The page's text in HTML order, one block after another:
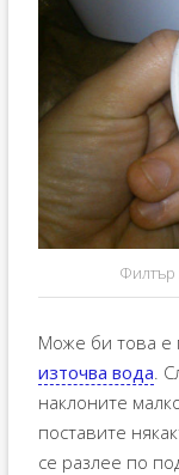
Филтър
Може би това е
източва вода.
наклоните
поставите
се разлее по